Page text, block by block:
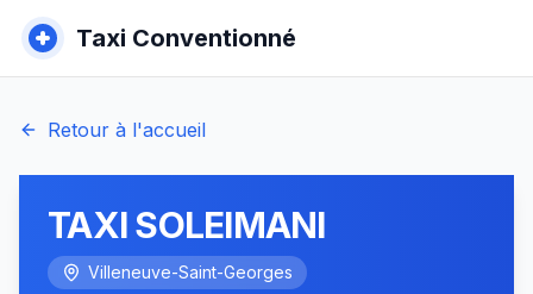
Taxi Conventionné
Retour à l'accueil
TAXI SOLEIMANI
Villeneuve-Saint-Georges